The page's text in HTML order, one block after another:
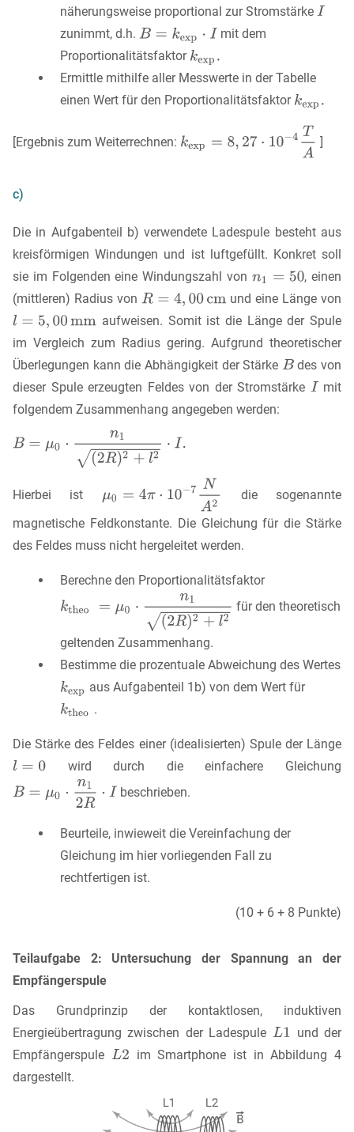
näherungsweise proportional zur Stromstärke
zunimmt, d.h.
mit dem
Proportionalitätsfaktor
Ermittle mithilfe aller Messwerte in der Tabelle
einen Wert für den Proportionalitätsfaktor
[Ergebnis zum Weiterrechnen: ]
c)
Die in Aufgabenteil b) verwendete Ladespule besteht aus
kreisförmigen Windungen und ist luftgefüllt. Konkret soll
sie im Folgenden eine Windungszahl von
, einen
(mittleren) Radius von
und eine Länge von
aufweisen. Somit ist die Länge der Spule
im Vergleich zum Radius gering. Aufgrund theoretischer
Überlegungen kann die Abhängigkeit der Stärke
des von
dieser Spule erzeugten Feldes von der Stromstärke
mit
folgendem Zusammenhang angegeben werden:
Hierbei ist
die sogenannte
magnetische Feldkonstante. Die Gleichung für die Stärke
des Feldes muss nicht hergeleitet werden.
Berechne den Proportionalitätsfaktor
für den theoretisch
geltenden Zusammenhang.
Bestimme die prozentuale Abweichung des Wertes
aus Aufgabenteil 1b) von dem Wert für
.
Die Stärke des Feldes einer (idealisierten) Spule der Länge
wird durch die einfachere Gleichung
beschrieben.
Beurteile, inwieweit die Vereinfachung der
Gleichung im hier vorliegenden Fall zu
rechtfertigen ist.
(10 + 6 + 8 Punkte)
Teilaufgabe 2: Untersuchung der Spannung an der
Empfängerspule
Das Grundprinzip der kontaktlosen, induktiven
Energieübertragung zwischen der Ladespule
und der
Empfängerspule
im Smartphone ist in Abbildung 4
dargestellt.